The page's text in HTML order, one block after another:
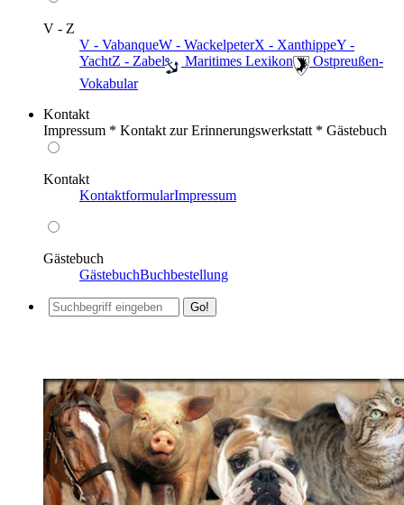
V - Z
V - VabanqueW - WackelpeterX - XanthippeY -
YachtZ - Zabel ️ Maritimes Lexikon
️ Ostpreußen-
Vokabular
Kontakt
Impressum * Kontakt zur Erinnerungswerkstatt * Gästebuch
Kontakt
KontaktformularImpressum
Gästebuch
GästebuchBuchbestellung